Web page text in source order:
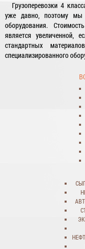
Грузоперевозки 4
уже давно, поэтому мы
оборудования.
является увеличенной,
стандартных
специализированного